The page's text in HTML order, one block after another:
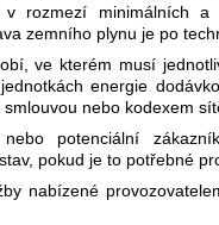
rozmezí minimálních a
zemního plynu je po
ve kterém musí
energie
nebo kodexem
nebo potenciální
pokud je to potřebné
nabízené